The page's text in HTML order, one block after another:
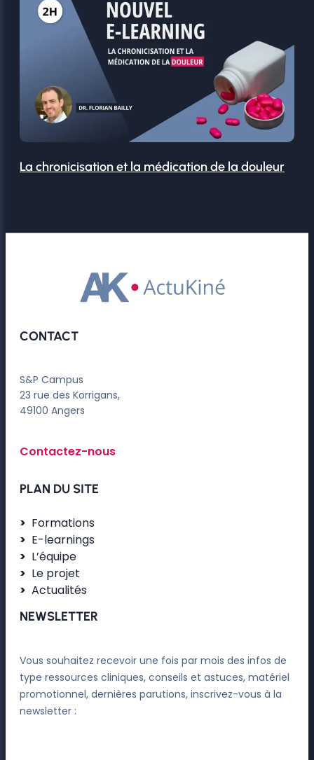
La chronicisation et la médication de la douleur
CONTACT
S&P Campus
23 rue des Korrigans,
49100 Angers
Contactez-nous
PLAN DU SITE
Formations
E-learnings
L’équipe
Le projet
Actualités
NEWSLETTER
Vous souhaitez recevoir une fois par mois des infos de
type ressources cliniques, conseils et astuces, matériel
promotionnel, dernières parutions, inscrivez-vous à la
newsletter :